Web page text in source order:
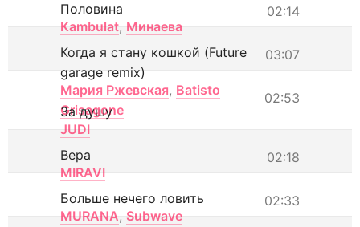
02:14
Половина
Kambulat, Минаева
03:07
Когда я стану кошкой (Future
garage remix)
Мария Ржевская, Batisto
Grisagone
02:53
За душу
JUDI
02:18
Вера
MIRAVI
02:33
Больше нечего ловить
MURANA, Subwave